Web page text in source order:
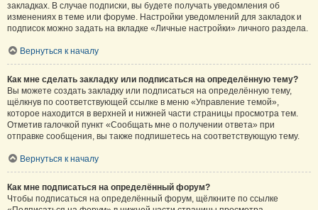
закладках. В случае подписки, вы будете получать уведомления об
изменениях в теме или форуме. Настройки уведомлений для закладок и
подписок можно задать на вкладке «Личные настройки» личного раздела.
Вернуться к началу
Как мне сделать закладку или подписаться на определённую тему?
Вы можете создать закладку или подписаться на определённую тему,
щёлкнув по соответствующей ссылке в меню «Управление темой»,
которое находится в верхней и нижней части страницы просмотра тем.
Отметив галочкой пункт «Сообщать мне о получении ответа» при
отправке сообщения, вы также подпишетесь на соответствующую тему.
Вернуться к началу
Как мне подписаться на определённый форум?
Чтобы подписаться на определённый форум, щёлкните по ссылке